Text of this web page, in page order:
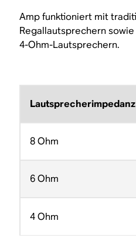
Amp funktioniert mit
Regallautsprechern
4-Ohm-Lautsprechern.
Lautsprecherimpedanz
8 Ohm
6 Ohm
4 Ohm